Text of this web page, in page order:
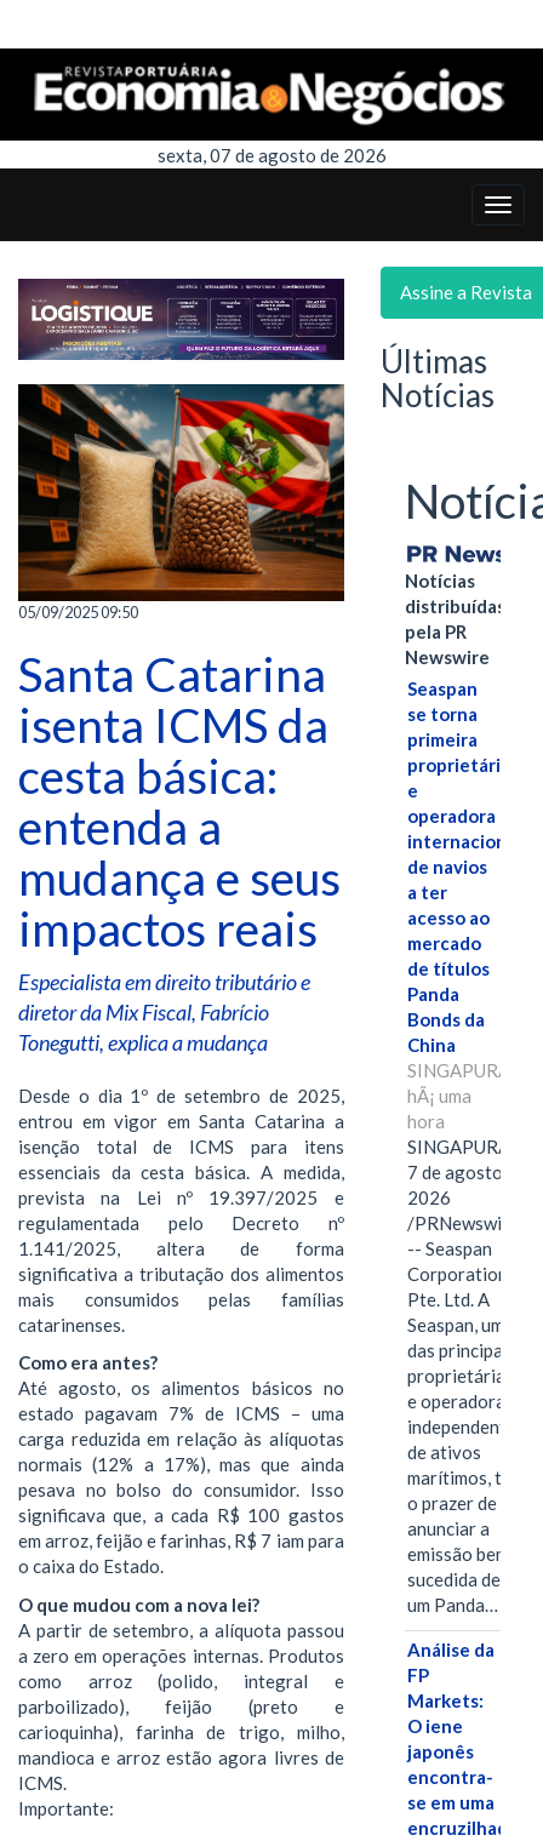
sexta, 07 de agosto de 2026
05/09/2025 09:50
Santa Catarina
isenta ICMS da
cesta básica:
entenda a
mudança e seus
impactos reais
Especialista em direito tributário e
diretor da Mix Fiscal, Fabrício
Tonegutti, explica a mudança
Desde o dia 1º de setembro de 2025,
entrou em vigor em Santa Catarina a
isenção total de ICMS para itens
essenciais da cesta básica. A medida,
prevista na Lei nº 19.397/2025 e
regulamentada pelo Decreto nº
1.141/2025, altera de forma
significativa a tributação dos alimentos
mais consumidos pelas famílias
catarinenses.
Como era antes?
Até agosto, os alimentos básicos no
estado pagavam 7% de ICMS – uma
carga reduzida em relação às alíquotas
normais (12% a 17%), mas que ainda
pesava no bolso do consumidor. Isso
significava que, a cada R$ 100 gastos
em arroz, feijão e farinhas, R$ 7 iam para
o caixa do Estado.
O que mudou com a nova lei?
A partir de setembro, a alíquota passou
a zero em operações internas. Produtos
como arroz (polido, integral e
parboilizado), feijão (preto e
carioquinha), farinha de trigo, milho,
mandioca e arroz estão agora livres de
ICMS.
Importante:
Assine a Revista
Últimas
Notícias
Notícias
distribuídas
pela PR
Newswire
Seaspan
se torna
primeira
proprietária
e
operadora
internacional
de navios
a ter
acesso ao
mercado
de títulos
Panda
Bonds da
China
SINGAPURA,
hÃ¡ uma
hora
SINGAPURA,
7 de agosto de
2026
/PRNewswire/
-- Seaspan
Corporation
Pte. Ltd. A
Seaspan, uma
das principais
proprietárias
e operadoras
independentes
de ativos
marítimos, tem
o prazer de
anunciar a
emissão bem-
sucedida de
um Panda…
Análise da
FP
Markets:
O iene
japonês
encontra-
se em uma
encruzilhada